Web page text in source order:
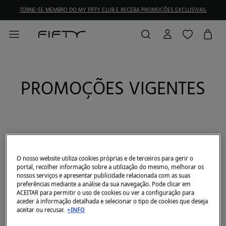
TORNE-SE MEMBRO DO MY FIFTY CLUB E RECEBA PROMOÇÕES EXCLUSIVAS.
PROMOÇÕES VIGENTES
artigos identificados numa categoria especial. Válido
de 6 a 10 de agosto de 2026, na loja online
http://fiftyoutlet.com e app. Não é acumulável a outras
promoções, ofertas ou descontos. Promoção válida
para compras online realizadas a partir da loja física
(Click Shopping). O desconto é aplicado diretamente
O nosso website utiliza cookies próprias e de terceiros para gerir o
portal, recolher informação sobre a utilização do mesmo, melhorar os
nossos serviços e apresentar publicidade relacionada com as suas
preferências mediante a análise da sua navegação. Pode clicar em
ACEITAR para permitir o uso de cookies ou ver a configuração para
aceder à informação detalhada e selecionar o tipo de cookies que deseja
aceitar ou recusar. +INFO